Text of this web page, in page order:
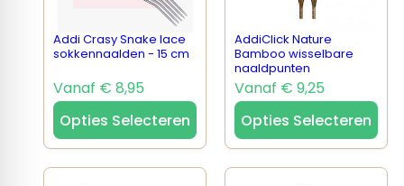
Addi Crasy Snake lace
sokkennaalden - 15 cm
Vanaf € 8,95
Opties Selecteren
AddiClick Nature
Bamboo wisselbare
naaldpunten
Vanaf € 9,25
Opties Selecteren